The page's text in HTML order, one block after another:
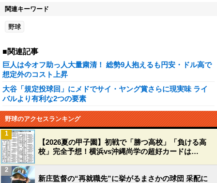
関連キーワード
野球
■関連記事
巨人は今オフ助っ人大量粛清！ 総勢9人抱えるも円安・ドル高で
想定外のコスト上昇
大谷「規定投球回」にメドでサイ・ヤング賞さらに現実味 ライ
バルより有利な2つの要素
野球のアクセスランキング
【2026夏の甲子園】初戦で「勝つ高校」「負ける高
校」完全予想！横浜vs沖縄尚学の超好カードは…
1
新庄監督の“再就職先”に挙がるまさかの球団 采配に
2